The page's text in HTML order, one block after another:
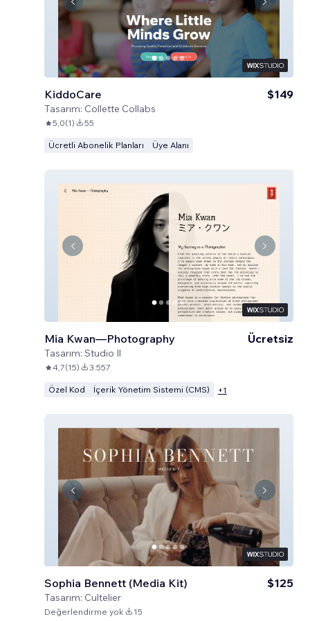
KiddoCare
Tasarım: Collette Collabs
$149
5,0(1) 55
Ücretli Abonelik Planları Üye Alanı
Mia Kwan—Photography
Tasarım: Studio Il
Ücretsiz
4,7(15) 3.557
Özel Kod İçerik Yönetim Sistemi (CMS) +1
Sophia Bennett (Media Kit)
Tasarım: Cultelier
$125
Değerlendirme yok 15